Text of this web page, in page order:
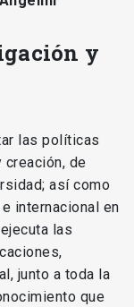
y
las políticas
de
así como
internacional en
las
junto a toda la
que